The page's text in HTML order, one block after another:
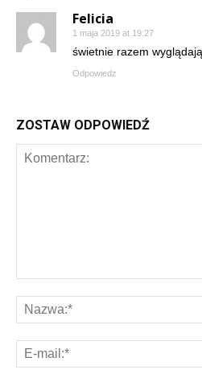
Felicia
1 maja 2019 at 19:27
świetnie razem wyglądają
Odpowiedz
ZOSTAW ODPOWIEDŹ